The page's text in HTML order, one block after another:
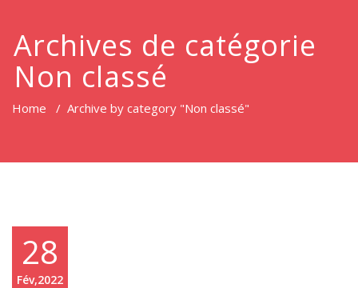
Archives de catégorie
Non classé
Home / Archive by category "Non classé"
28
Fév,2022